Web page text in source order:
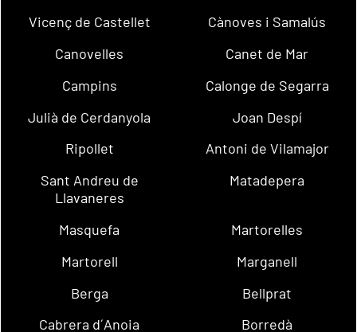
Vicenç de Castellet
Cànoves i Samalús
Canovelles
Canet de Mar
Campins
Calonge de Segarra
Julià de Cerdanyola
Joan Despí
Ripollet
Antoni de Vilamajor
Sant Andreu de
Llavaneres
Matadepera
Masquefa
Martorelles
Martorell
Marganell
Berga
Bellprat
Cabrera d´Anoia
Borredà